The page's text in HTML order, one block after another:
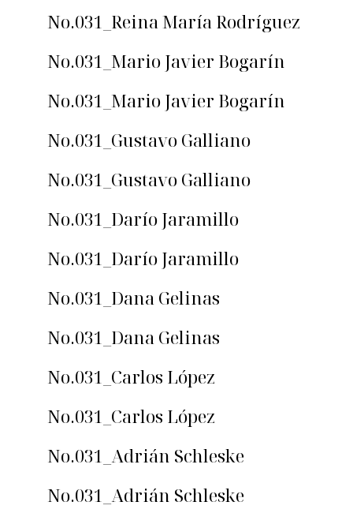
No.031_Reina María Rodríguez
No.031_Mario Javier Bogarín
No.031_Mario Javier Bogarín
No.031_Gustavo Galliano
No.031_Gustavo Galliano
No.031_Darío Jaramillo
No.031_Darío Jaramillo
No.031_Dana Gelinas
No.031_Dana Gelinas
No.031_Carlos López
No.031_Carlos López
No.031_Adrián Schleske
No.031_Adrián Schleske